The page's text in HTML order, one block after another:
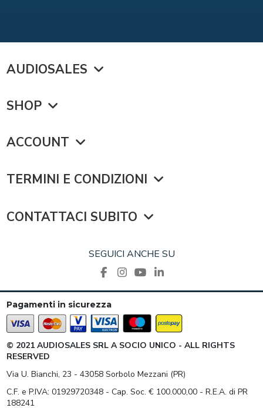
AUDIOSALES
SHOP
ACCOUNT
TERMINI E CONDIZIONI
CONTATTACI SUBITO
SEGUICI ANCHE SU
Pagamenti in sicurezza
© 2021 AUDIOSALES SRL A SOCIO UNICO - ALL RIGHTS
RESERVED
Via U. Bianchi, 23 - 43058 Sorbolo Mezzani (PR)
C.F. e P.IVA: 01929720348 - Cap. Soc. € 100.000,00 - R.E.A. di PR
188241